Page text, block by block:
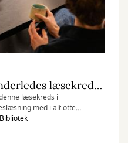
Mellemrummet - en anderledes læsekreds (onsdagshold)
læsekreds i
med i alt otte
herunder.